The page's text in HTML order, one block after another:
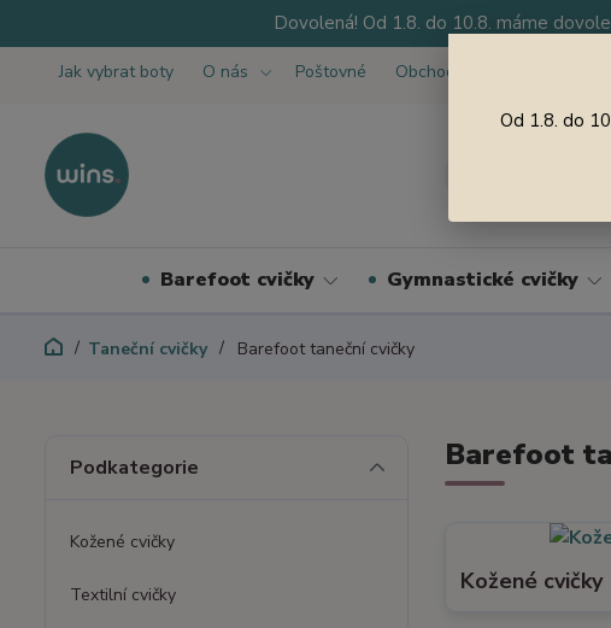
Dovolená! Od 1.8. do 10.8. máme
Jak vybrat boty O nás Poštovné Obchodní podmínky
Barefoot cvičky Gymnastické cvičky
Taneční cvičky Barefoot taneční cvičky
Barefoot
Kožené cvičky
Podkategorie
Kožené cvičky
Textilní cvičky
Od 1.8. do